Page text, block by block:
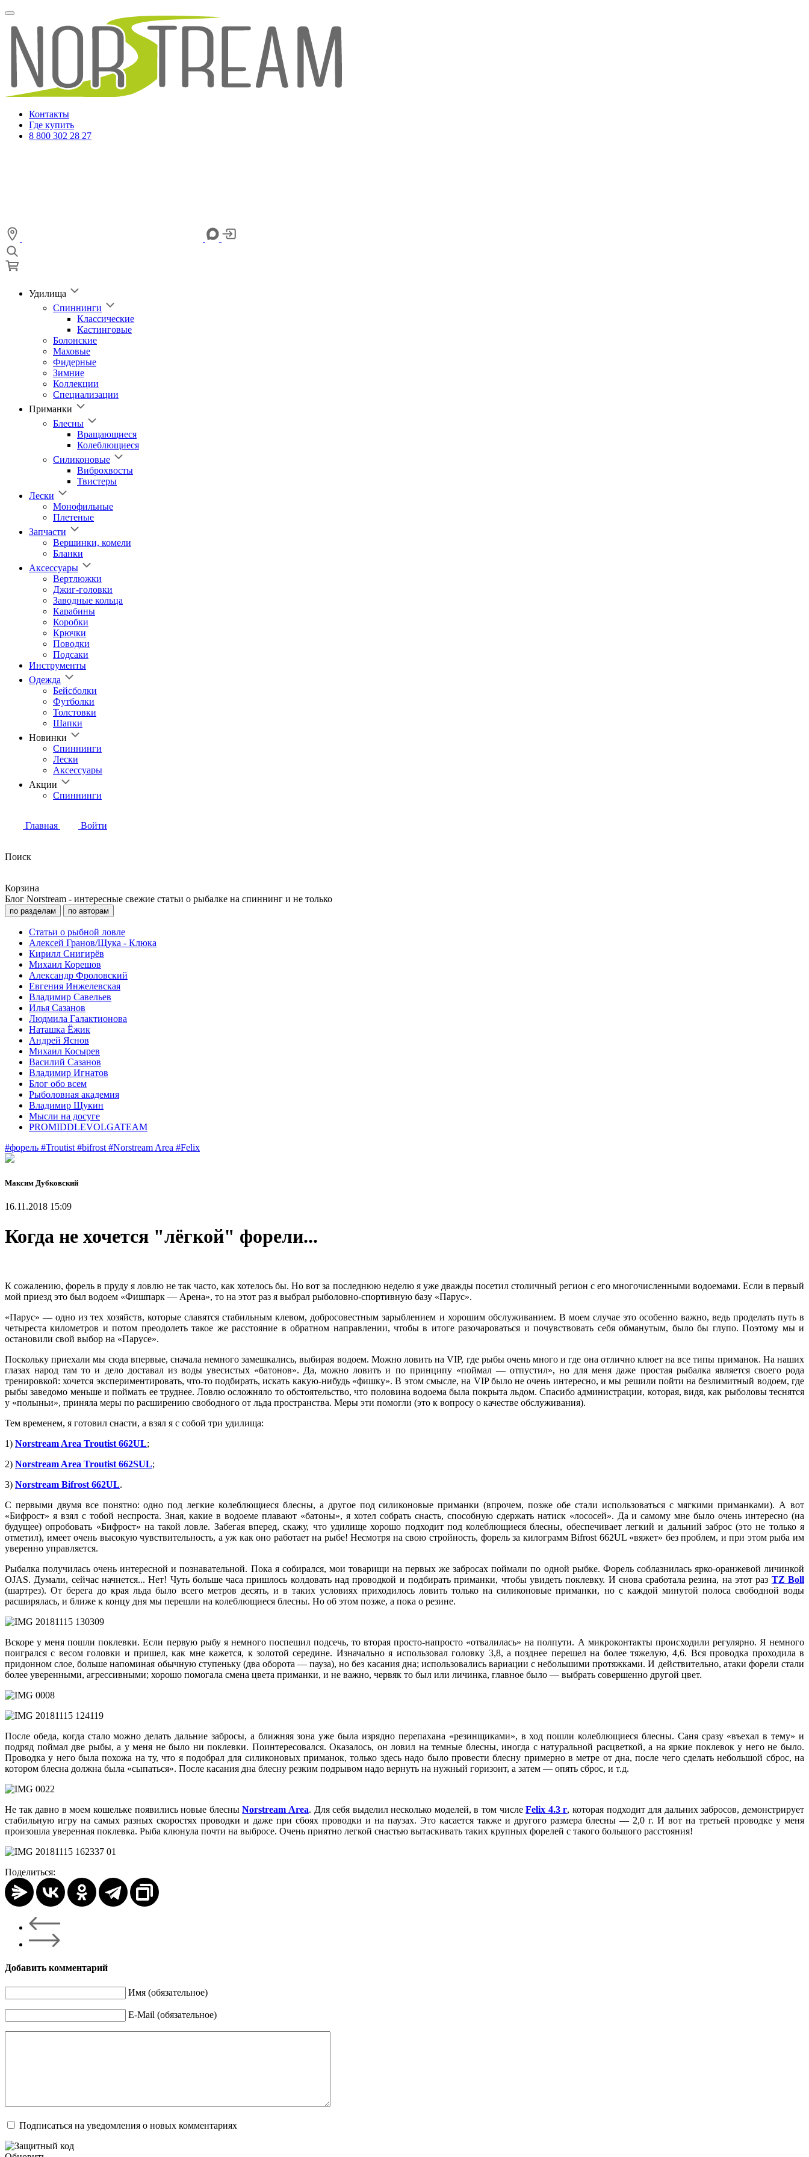
Контакты
Где купить
8 800 302 28 27
Удилища
Спиннинги
Классические
Кастинговые
Болонские
Маховые
Фидерные
Зимние
Коллекции
Специализации
Приманки
Блесны
Вращающиеся
Колеблющиеся
Силиконовые
Виброхвосты
Твистеры
Лески
Монофильные
Плетеные
Запчасти
Вершинки, комели
Бланки
Аксессуары
Вертлюжки
Джиг-головки
Заводные кольца
Карабины
Коробки
Крючки
Поводки
Подсаки
Инструменты
Одежда
Бейсболки
Футболки
Толстовки
Шапки
Новинки
Спиннинги
Лески
Аксессуары
Акции
Спиннинги
Главная Войти
Поиск
Корзина
Блог Norstream - интересные свежие статьи о рыбалке на спиннинг и не только
по разделам по авторам
Статьи о рыбной ловле
Алексей Гранов/Щука - Клюка
Кирилл Снигирёв
Михаил Корешов
Александр Фроловский
Евгения Инжелевская
Владимир Савельев
Илья Сазанов
Людмила Галактионова
Наташка Ёжик
Андрей Яснов
Михаил Косырев
Василий Сазанов
Владимир Игнатов
Блог обо всем
Рыболовная академия
Владимир Щукин
Мысли на досуге
PROMIDDLEVOLGATEAM
#форель #Troutist #bifrost #Norstream Area #Felix
Максим Дубковский
16.11.2018 15:09
Когда не хочется "лёгкой" форели...
К сожалению, форель в пруду я ловлю не так часто, как хотелось бы. Но вот за последнюю неделю я уже дважды посетил столичный регион с его многочисленными водоемами. Если в первый
мой приезд это был водоем «Фишпарк — Арена», то на этот раз я выбрал рыболовно-спортивную базу «Парус».
«Парус» — одно из тех хозяйств, которые славятся стабильным клевом, добросовестным зарыблением и хорошим обслуживанием. В моем случае это особенно важно, ведь проделать путь в
четыреста километров и потом преодолеть такое же расстояние в обратном направлении, чтобы в итоге разочароваться и почувствовать себя обманутым, было бы глупо. Поэтому мы и
остановили свой выбор на «Парусе».
Поскольку приехали мы сюда впервые, сначала немного замешкались, выбирая водоем. Можно ловить на VIP, где рыбы очень много и где она отлично клюет на все типы приманок. На наших
глазах народ там то и дело доставал из воды увесистых «батонов». Да, можно ловить и по принципу «поймал — отпустил», но для меня даже простая рыбалка является своего рода
тренировкой: хочется экспериментировать, что-то подбирать, искать какую-нибудь «фишку». В этом смысле, на VIP было не очень интересно, и мы решили пойти на безлимитный водоем, где
рыбы заведомо меньше и поймать ее труднее. Ловлю осложняло то обстоятельство, что половина водоема была покрыта льдом. Спасибо администрации, которая, видя, как рыболовы теснятся
у «полыньи», приняла меры по расширению свободного от льда пространства. Меры эти помогли (это к вопросу о качестве обслуживания).
Тем временем, я готовил снасти, а взял я с собой три удилища:
1) Norstream Area Troutist 662UL;
2) Norstream Area Troutist 662SUL;
3) Norstream Bifrost 662UL.
С первыми двумя все понятно: одно под легкие колеблющиеся блесны, а другое под силиконовые приманки (впрочем, позже обе стали использоваться с мягкими приманками). А вот
«Бифрост» я взял с тобой неспроста. Зная, какие в водоеме плавают «батоны», я хотел собрать снасть, способную сдержать натиск «лососей». Да и самому мне было очень интересно (на
будущее) опробовать «Бифрост» на такой ловле. Забегая вперед, скажу, что удилище хорошо подходит под колеблющиеся блесны, обеспечивает легкий и дальний заброс (это не только я
отметил), имеет очень высокую чувствительность, а уж как оно работает на рыбе! Несмотря на свою стройность, форель за килограмм Bifrost 662UL «вяжет» без проблем, и при этом рыба им
уверенно управляется.
Рыбалка получилась очень интересной и познавательной. Пока я собирался, мои товарищи на первых же забросах поймали по одной рыбке. Форель соблазнилась ярко-оранжевой личинкой
OJAS. Думали, сейчас начнется... Нет! Чуть больше часа пришлось колдовать над проводкой и подбирать приманки, чтобы увидеть поклевку. И снова сработала резина, на этот раз TZ Boll
(шартрез). От берега до края льда было всего метров десять, и в таких условиях приходилось ловить только на силиконовые приманки, но с каждой минутой полоса свободной воды
расширялась, и ближе к концу дня мы перешли на колеблющиеся блесны. Но об этом позже, а пока о резине.
Вскоре у меня пошли поклевки. Если первую рыбу я немного поспешил подсечь, то вторая просто-напросто «отвалилась» на полпути. А микроконтакты происходили регулярно. Я немного
поигрался с весом головки и пришел, как мне кажется, к золотой середине. Изначально я использовал головку 3,8, а позднее перешел на более тяжелую, 4,6. Вся проводка проходила в
придонном слое, больше напоминая обычную ступеньку (два оборота — пауза), но без касания дна; использовались вариации с небольшими протяжками. И действительно, атаки форели стали
более уверенными, агрессивными; хорошо помогала смена цвета приманки, и не важно, червяк то был или личинка, главное было — выбрать совершенно другой цвет.
После обеда, когда стало можно делать дальние забросы, а ближняя зона уже была изрядно перепахана «резинщиками», в ход пошли колеблющиеся блесны. Саня сразу «въехал в тему» и
подряд поймал две рыбы, а у меня не было ни поклевки. Поинтересовался. Оказалось, он ловил на темные блесны, иногда с натуральной расцветкой, а на яркие поклевок у него не было.
Проводка у него была похожа на ту, что я подобрал для силиконовых приманок, только здесь надо было провести блесну примерно в метре от дна, после чего сделать небольшой сброс, на
котором блесна должна была «сыпаться». После касания дна блесну резким подрывом надо вернуть на нужный горизонт, а затем — опять сброс, и т.д.
Не так давно в моем кошельке появились новые блесныNorstream Area. Для себя выделил несколько моделей, в том числеFelix 4.3 г, которая подходит для дальних забросов, демонстрирует
стабильную игру на самых разных скоростях проводки и даже при сбоях проводки и на паузах. Это касается также и другого размера блесны — 2,0 г. И вот на третьей проводке у меня
произошла уверенная поклевка. Рыба клюнула почти на выбросе. Очень приятно легкой снастью вытаскивать таких крупных форелей с такого большого расстояния!
Поделиться:
Добавить комментарий
Имя (обязательное)
E-Mail (обязательное)
Подписаться на уведомления о новых комментариях